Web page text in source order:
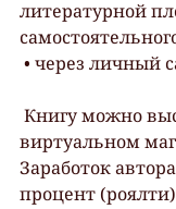
литературной
• через личный
виртуальном
Заработок
процент